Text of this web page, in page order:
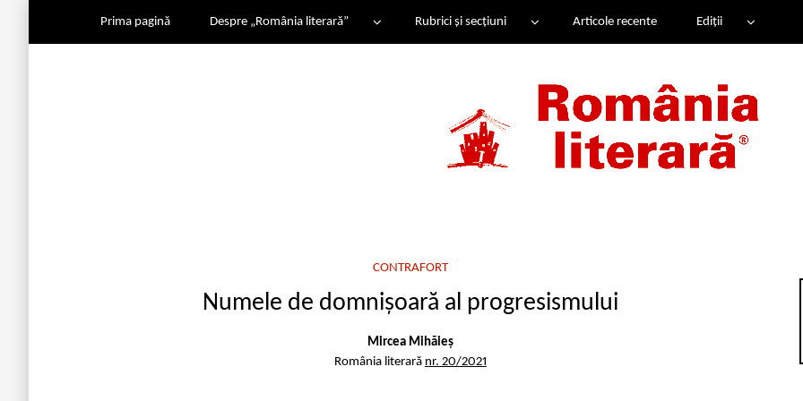
Prima pagină Despre „România literară” Rubrici și secțiuni Articole recente Ediții
CONTRAFORT
Numele de domnișoară al progresismului
Mircea Mihăieș
România literară nr. 20/2021